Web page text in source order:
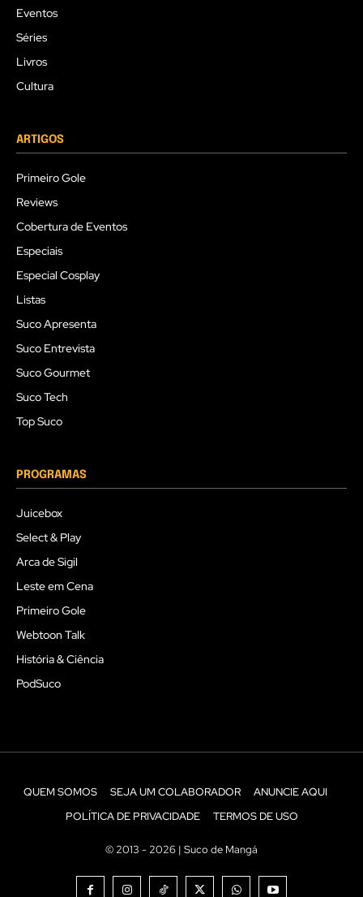
Eventos
Séries
Livros
Cultura
ARTIGOS
Primeiro Gole
Reviews
Cobertura de Eventos
Especiais
Especial Cosplay
Listas
Suco Apresenta
Suco Entrevista
Suco Gourmet
Suco Tech
Top Suco
PROGRAMAS
Juicebox
Select & Play
Arca de Sigil
Leste em Cena
Primeiro Gole
Webtoon Talk
História & Ciência
PodSuco
QUEM SOMOS SEJA UM COLABORADOR
ANUNCIE AQUI
POLÍTICA DE PRIVACIDADE
TERMOS DE USO
© 2013 - 2026 | Suco de Mangá